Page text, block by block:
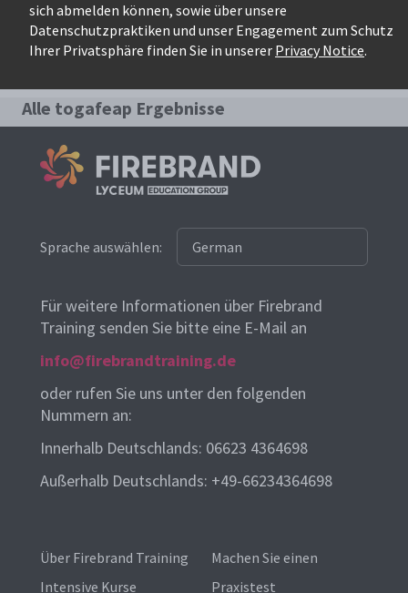
sich abmelden können, sowie über unsere
Datenschutzpraktiken und unser Engagement zum Schutz
Ihrer Privatsphäre finden Sie in unserer Privacy Notice.
Relevanteste Kurse für die Suche:
togafeap
Alle togafeap Ergebnisse
Sprache auswählen:
Für weitere Informationen über Firebrand
Training senden Sie bitte eine E-Mail an
info@firebrandtraining.de
oder rufen Sie uns unter den folgenden
Nummern an:
Innerhalb Deutschlands: 06623 4364698
Außerhalb Deutschlands: +49-66234364698
Über Firebrand Training
Intensive Kurse
Machen Sie einen
Praxistest